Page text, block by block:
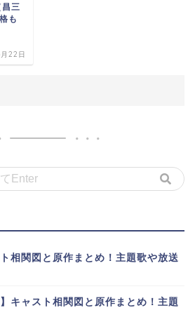
三
も
22日
相関図と原作まとめ！主題歌や放送
キャスト相関図と原作まとめ！主題